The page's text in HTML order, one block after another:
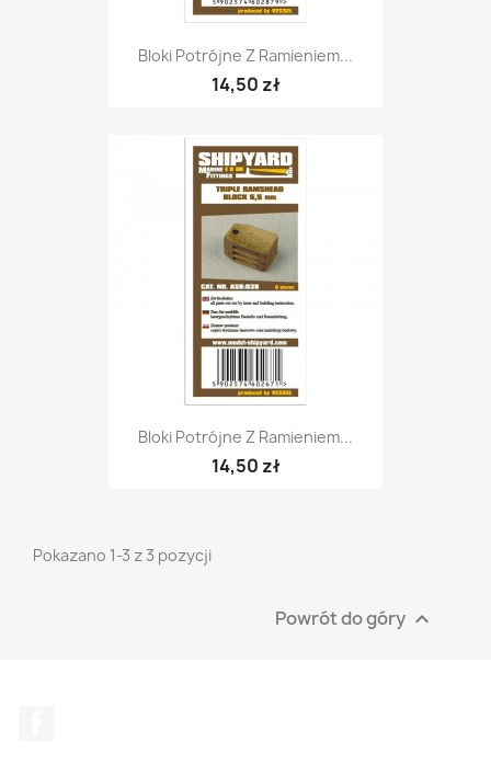
Bloki Potrójne Z Ramieniem...
14,50 zł
Bloki Potrójne Z Ramieniem...
14,50 zł
Pokazano 1-3 z 3 pozycji
Powrót do góry 